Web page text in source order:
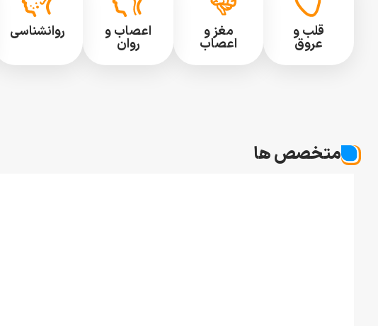
قلب و
عروق
مغز و
اعصاب
اعصاب و
روان
روانشناسی
متخصص ها